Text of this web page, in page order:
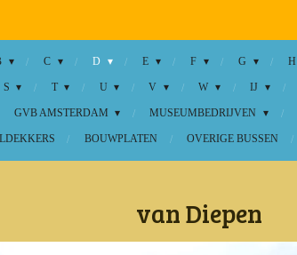
C D E F G H
S T U V W IJ
GVB AMSTERDAM MUSEUMBEDRIJVEN
BOUWPLATEN OVERIGE BUSSEN
van Diepen